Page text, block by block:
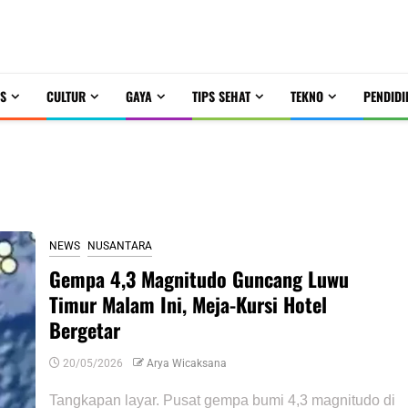
CULTUR GAYA TIPS SEHAT TEKNO
NEWS NUSANTARA
Gempa 4,3 Magnitudo Guncang Luwu
Timur Malam Ini, Meja-Kursi Hotel
Bergetar
20/05/2026 Arya Wicaksana
Tangkapan layar. Pusat gempa bumi 4,3 magnitudo di